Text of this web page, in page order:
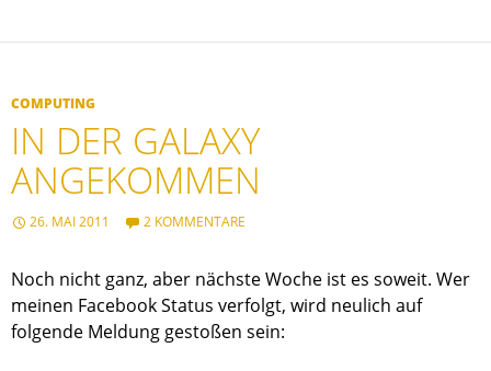
COMPUTING
IN DER GALAXY
ANGEKOMMEN
26. MAI 2011 2 KOMMENTARE
Noch nicht ganz, aber nächste Woche ist es soweit. Wer
meinen Facebook Status verfolgt, wird neulich auf
folgende Meldung gestoßen sein: